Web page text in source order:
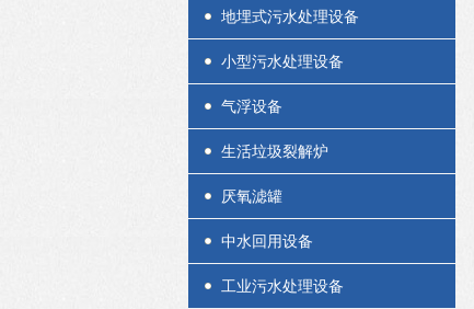
地埋式污水处理设备
小型污水处理设备
气浮设备
生活垃圾裂解炉
厌氧滤罐
中水回用设备
工业污水处理设备